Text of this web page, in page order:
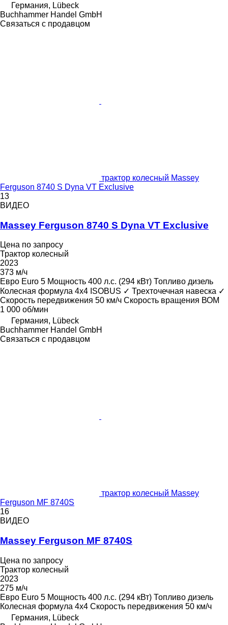
Германия, Lübeck
Buchhammer Handel GmbH
Связаться с продавцом
трактор колесный Massey
Ferguson 8740 S Dyna VT Exclusive
13
ВИДЕО
Massey Ferguson 8740 S Dyna VT Exclusive
Цена по запросу
Трактор колесный
2023
373 м/ч
Евро Euro 5 Мощность 400 л.с. (294 кВт) Топливо дизель
Колесная формула 4x4 ISOBUS ✓ Трехточечная навеска ✓
Скорость передвижения 50 км/ч Скорость вращения ВОМ
1 000 об/мин
Германия, Lübeck
Buchhammer Handel GmbH
Связаться с продавцом
трактор колесный Massey
Ferguson MF 8740S
16
ВИДЕО
Massey Ferguson MF 8740S
Цена по запросу
Трактор колесный
2023
275 м/ч
Евро Euro 5 Мощность 400 л.с. (294 кВт) Топливо дизель
Колесная формула 4x4 Скорость передвижения 50 км/ч
Германия, Lübeck